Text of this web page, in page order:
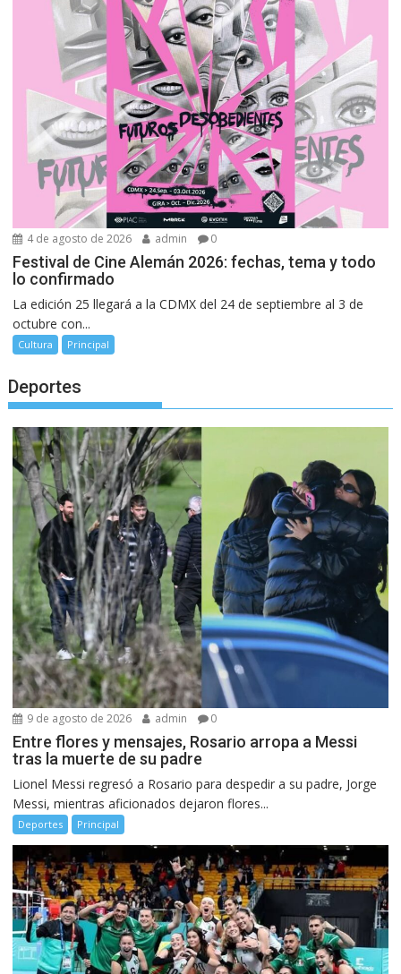
4 de agosto de 2026 admin 0
Festival de Cine Alemán 2026: fechas, tema y todo
lo confirmado
La edición 25 llegará a la CDMX del 24 de septiembre al 3 de
octubre con...
Cultura Principal
Deportes
9 de agosto de 2026 admin 0
Entre flores y mensajes, Rosario arropa a Messi
tras la muerte de su padre
Lionel Messi regresó a Rosario para despedir a su padre, Jorge
Messi, mientras aficionados dejaron flores...
Deportes Principal